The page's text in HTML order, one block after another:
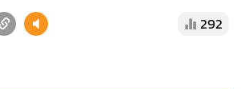
นได้ เป็นต้น”
ยประยุกต์และองค์ประกอบสำคัญ ที่ใช้ใน
and Live a Life Beyond
292